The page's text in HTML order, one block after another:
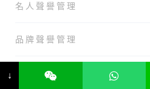
名人聲譽管理
品牌聲譽管理
在線版權保護
↓